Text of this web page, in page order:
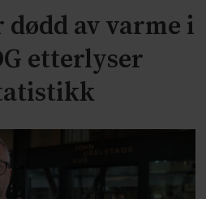
av varme i
etterlyser